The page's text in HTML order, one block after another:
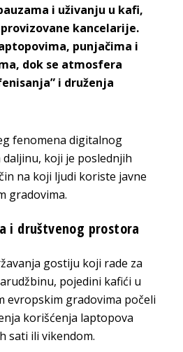
i uživanju u kafi,
kancelarije.
punjačima i
dok se atmosfera
i druženja
fenomena digitalnog
koji je poslednjih
na koji ljudi koriste javne
gradovima.
i društvenog prostora
gostiju koji rade za
pojedini kafići u
evropskim gradovima počeli
korišćenja laptopova
sati ili vikendom.